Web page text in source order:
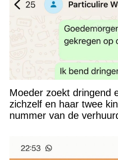
Moeder zoekt dringend
zichzelf en haar twee
nummer van de